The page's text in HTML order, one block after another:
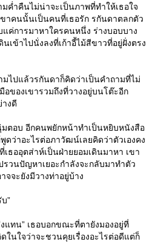
ค่ำคืนไม่น่าจะเป็นภาพที่ทำให้เธอใจ
ขาคนนั้นเป็นคนที่เธอรัก รกันดาตลกตัว
แค่การมาหาใครคนหนึ่ง ร่างบอบบาง
เข้าไปนั่งลงที่เก้าอี้ไม้สีขาวที่อยู่ฝั่งตรง
มไปแล้วรกันดาก็คิดว่าเป็นคำถามที่ไม่
ของเขารวมถึงที่วางอยู่บนโต๊ะอีก
งดี
ตอบ อีกคนพยักหน้าทำเป็นหยิบหนังสือ
ดว่าอะไรต่อภาวัฒน์เลยคิดว่าตัวเองคง
ธออุตส่าห์เป็นฝ่ายยอมเดินมาหา เขา
วนปัญหาเยอะกำลังจะกลับมาทำตัว
จจะยังมีวางท่าอยู่บ้าง
”
แทน” เธอบอกขณะที่ตายังมองอยู่ที่
ในใจว่าจะชวนคุยเรื่องอะไรต่อดีแต่ก็